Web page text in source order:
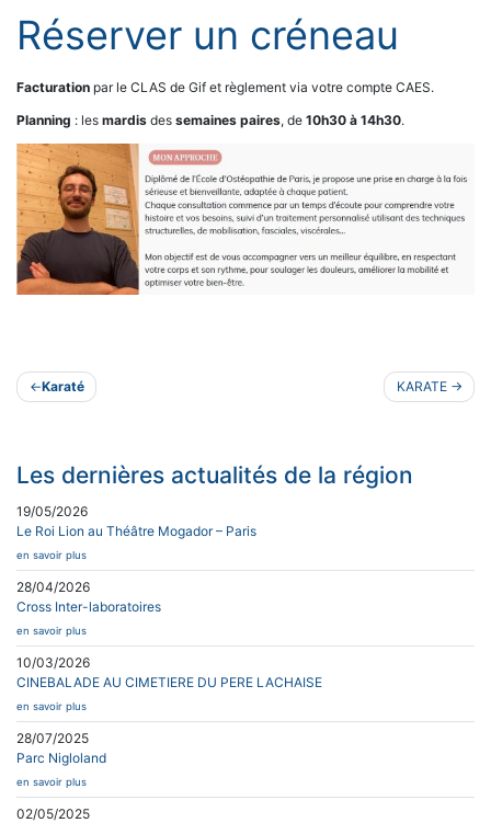
Réserver un créneau
Facturation par le CLAS de Gif et règlement via votre compte CAES.
Planning : les mardis des semaines paires, de 10h30 à 14h30.
Navigation
de
Karaté KARATE
Les dernières actualités de la région
19/05/2026
Le Roi Lion au Théâtre Mogador – Paris
en savoir plus
28/04/2026
Cross Inter-laboratoires
en savoir plus
10/03/2026
CINEBALADE AU CIMETIERE DU PERE LACHAISE
en savoir plus
28/07/2025
Parc Nigloland
en savoir plus
02/05/2025